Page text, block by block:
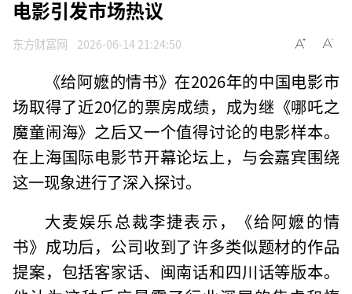
电影引发市场热议
东方财富网 2026-06-14 21:24:50
《给阿嬷的情书》在2026年的中国电影市
场取得了近20亿的票房成绩，成为继《哪吒之
魔童闹海》之后又一个值得讨论的电影样本。
在上海国际电影节开幕论坛上，与会嘉宾围绕
这一现象进行了深入探讨。
大麦娱乐总裁李捷表示，《给阿嬷的情
书》成功后，公司收到了许多类似题材的作品
提案，包括客家话、闽南话和四川话等版本。